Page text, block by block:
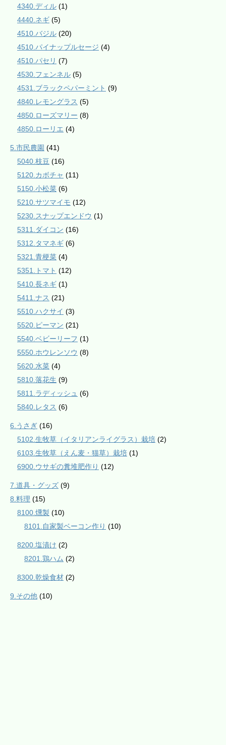
4340.ディル (1)
4440.ネギ (5)
4510.バジル (20)
4510.パイナップルセージ (4)
4510.パセリ (7)
4530.フェンネル (5)
4531.ブラックペパーミント (9)
4840.レモングラス (5)
4850.ローズマリー (8)
4850.ローリエ (4)
5.市民農園 (41)
5040.枝豆 (16)
5120.カボチャ (11)
5150.小松菜 (6)
5210.サツマイモ (12)
5230.スナップエンドウ (1)
5311.ダイコン (16)
5312.タマネギ (6)
5321.青梗菜 (4)
5351.トマト (12)
5410.長ネギ (1)
5411.ナス (21)
5510.ハクサイ (3)
5520.ピーマン (21)
5540.ベビーリーフ (1)
5550.ホウレンソウ (8)
5620.水菜 (4)
5810.落花生 (9)
5811.ラディッシュ (6)
5840.レタス (6)
6.うさぎ (16)
5102.生牧草（イタリアンライグラス）栽培 (2)
6103.生牧草（えん麦・猫草）栽培 (1)
6900.ウサギの糞堆肥作り (12)
7.道具・グッズ (9)
8.料理 (15)
8100.燻製 (10)
8101.自家製ベーコン作り (10)
8200.塩漬け (2)
8201.鶏ハム (2)
8300.乾燥食材 (2)
9.その他 (10)